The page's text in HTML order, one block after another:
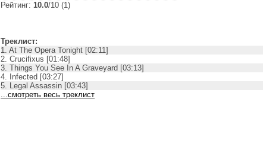
Рейтинг:10.0/10 (1)
Треклист:
1. At The Opera Tonight [02:11]
2. Crucifixus [01:48]
3. Things You See In A Graveyard [03:13]
4. Infected [03:27]
5. Legal Assassin [03:43]
...смотреть весь треклист